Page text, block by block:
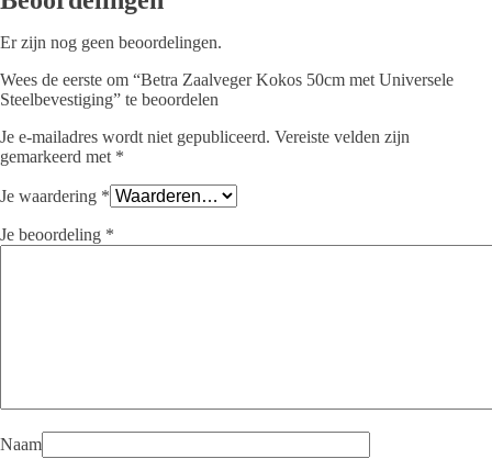
Er zijn nog geen beoordelingen.
Wees de eerste om “Betra Zaalveger Kokos 50cm met Universele
Steelbevestiging” te beoordelen
Je e-mailadres wordt niet gepubliceerd. Vereiste velden zijn
gemarkeerd met *
Je waardering *
Je beoordeling *
Naam